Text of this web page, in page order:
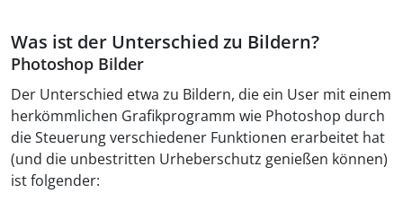
Was ist der Unterschied zu Bildern?
Photoshop Bilder
Der Unterschied etwa zu Bildern, die ein User mit einem
herkömmlichen Grafikprogramm wie Photoshop durch
die Steuerung verschiedener Funktionen erarbeitet hat
(und die unbestritten Urheberschutz genießen können)
ist folgender: